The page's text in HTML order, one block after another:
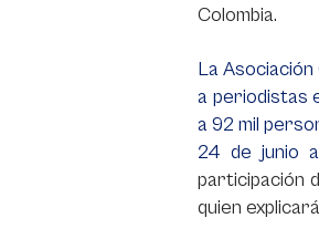
Colombia.
La
a periodistas
a 92 mil
24 de junio
participación
quien